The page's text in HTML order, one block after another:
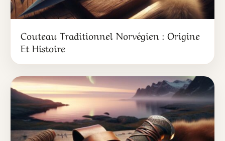
Couteau Traditionnel Norvégien : Origine
Et Histoire